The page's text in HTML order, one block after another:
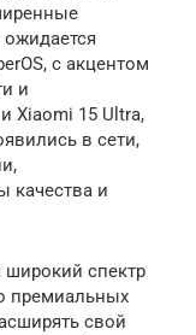
с акцентом
и
Xiaomi 15 Ultra,
в сети,
качества и
широкий спектр
премиальных
свой